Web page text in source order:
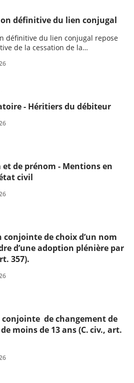
définitive du lien conjugal
définitive du lien conjugal repose
de la cessation de la
- Héritiers du débiteur
de prénom - Mentions en
civil
de choix d’un nom
d’une adoption plénière par
357).
conjointe de changement de
moins de 13 ans (C. civ., art.